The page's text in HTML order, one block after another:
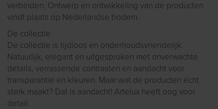
verbinden. Ontwerp en ontwikkeling van de producten
vindt plaats op Nederlandse bodem.
De collectie
De collectie is tijdloos en onderhoudsvriendelijk.
Natuurlijk, elegant en uitgesproken met onverwachte
details, verrassende contrasten en aandacht voor
transparantie en kleuren. Maar wat de producten écht
sterk maakt? Dat is aandacht! Artelux heeft oog voor
detail.